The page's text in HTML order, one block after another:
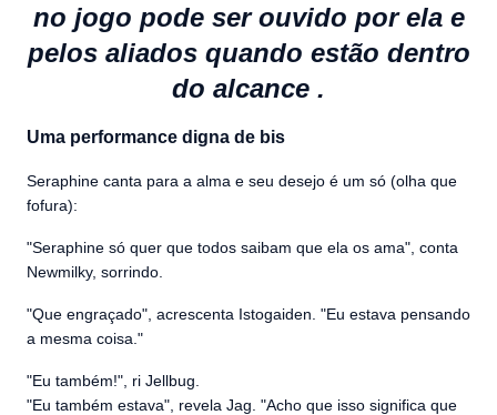
no jogo pode ser ouvido por ela e
pelos aliados quando estão dentro
do alcance .
Uma performance digna de bis
Seraphine canta para a alma e seu desejo é um só (olha que
fofura):
"Seraphine só quer que todos saibam que ela os ama", conta
Newmilky, sorrindo.
"Que engraçado", acrescenta Istogaiden. "Eu estava pensando
a mesma coisa."
"Eu também!", ri Jellbug.
"Eu também estava", revela Jag. "Acho que isso significa que